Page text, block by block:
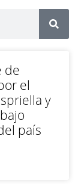
de
el
y
país